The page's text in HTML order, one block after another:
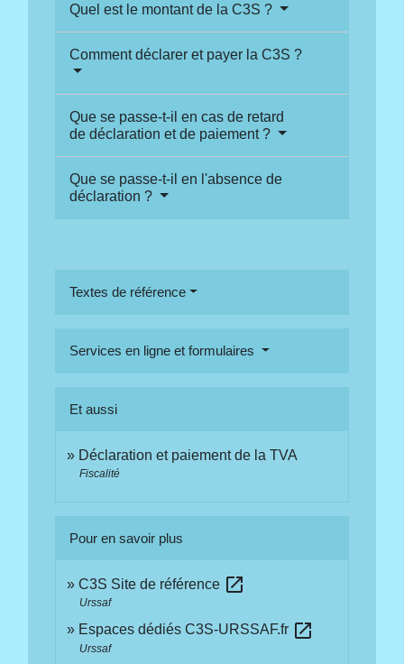
Quel est le montant de la C3S ?
Comment déclarer et payer la C3S ?
Que se passe-t-il en cas de retard
de déclaration et de paiement ?
Que se passe-t-il en l'absence de
déclaration ?
Textes de référence
Services en ligne et formulaires
Et aussi
Déclaration et paiement de la TVA
Fiscalité
Pour en savoir plus
C3S Site de référence open_in_new
Urssaf
Espaces dédiés C3S-URSSAF.fr open_in_new
Urssaf